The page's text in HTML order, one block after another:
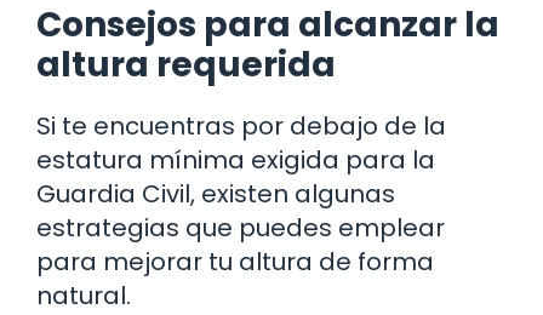
Consejos para alcanzar la
altura requerida
Si te encuentras por debajo de la
estatura mínima exigida para la
Guardia Civil, existen algunas
estrategias que puedes emplear
para mejorar tu altura de forma
natural.